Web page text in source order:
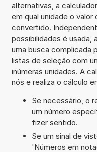
alternativas, a
em qual unidade o
convertido.
possibilidades é usada,
uma busca complicada
listas de seleção com
inúmeras unidades. A
nós e realiza o cálculo
Se necessário, o
um número
fizer sentido.
Se um sinal de
'Números em